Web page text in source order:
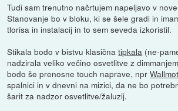
Tudi sam trenutno načrtujem napeljavo v
Stanovanje bo v bloku, ki se šele gradi in
tlorisa in instalacij in to sem seveda izkoristil.
Stikala bodo v bistvu klasičnatipkala (ne-
nadzirala veliko večino osvetlitve z
bodo še prenosne touch naprave, npr
spalnici in v dnevni na mizici, da ne bo
šarit za nadzor osvetlitve/žaluzij.